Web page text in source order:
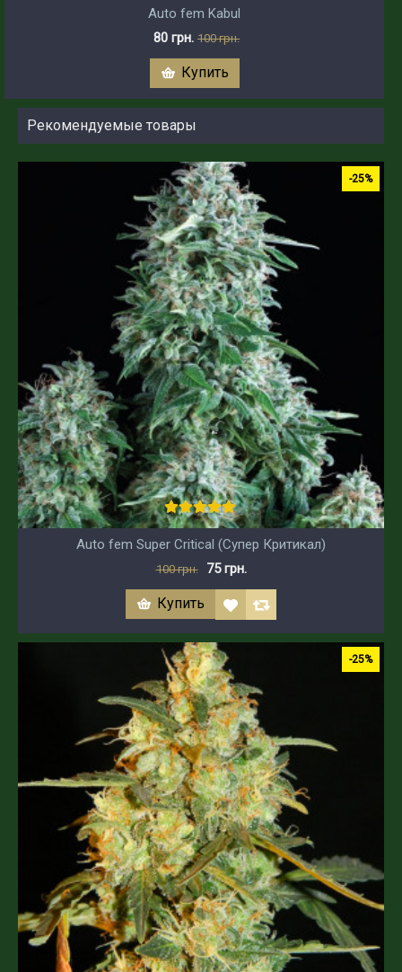
Auto fem Kabul
80 грн. 100 грн.
Купить
Рекомендуемые товары
-25%
Auto fem Super Critical (Супер Критикал)
100 грн. 75 грн.
Купить
-25%